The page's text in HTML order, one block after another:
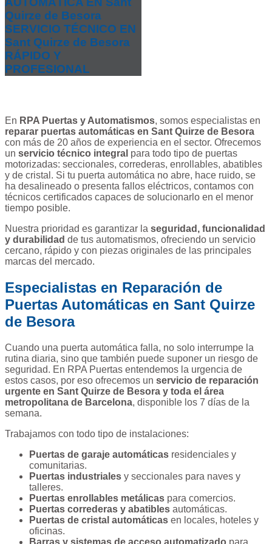
Quirze de Besora
SERVICIO TÉCNICO EN
Sant Quirze de Besora
RÁPIDO Y
PROFESIONAL
En RPA Puertas y Automatismos, somos especialistas en
reparar puertas automáticas en Sant Quirze de Besora
con más de 20 años de experiencia en el sector. Ofrecemos
un servicio técnico integral para todo tipo de puertas
motorizadas: seccionales, correderas, enrollables, abatibles
y de cristal. Si tu puerta automática no abre, hace ruido, se
ha desalineado o presenta fallos eléctricos, contamos con
técnicos certificados capaces de solucionarlo en el menor
tiempo posible.
Nuestra prioridad es garantizar la seguridad, funcionalidad
y durabilidad de tus automatismos, ofreciendo un servicio
cercano, rápido y con piezas originales de las principales
marcas del mercado.
Especialistas en Reparación de
Puertas Automáticas en Sant Quirze
de Besora
Cuando una puerta automática falla, no solo interrumpe la
rutina diaria, sino que también puede suponer un riesgo de
seguridad. En RPA Puertas entendemos la urgencia de
estos casos, por eso ofrecemos un servicio de reparación
urgente en Sant Quirze de Besora y toda el área
metropolitana de Barcelona, disponible los 7 días de la
semana.
Trabajamos con todo tipo de instalaciones:
Puertas de garaje automáticas residenciales y
comunitarias.
Puertas industriales y seccionales para naves y
talleres.
Puertas enrollables metálicas para comercios.
Puertas correderas y abatibles automáticas.
Puertas de cristal automáticas en locales, hoteles y
oficinas.
Barras y sistemas de acceso automatizado para